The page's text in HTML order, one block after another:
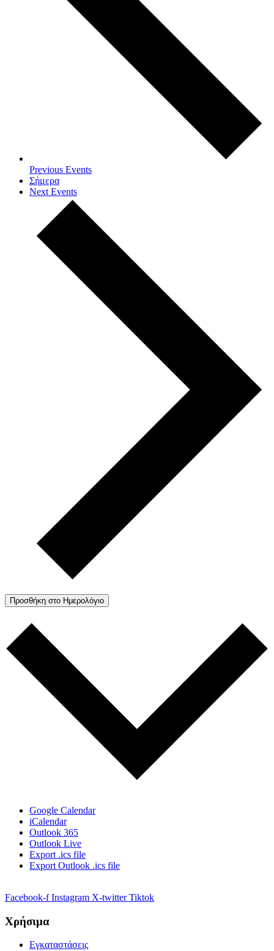
Previous Events
Σήμερα
Next Events
Προσθήκη στο Ημερολόγιο
Google Calendar
iCalendar
Outlook 365
Outlook Live
Export .ics file
Export Outlook .ics file
Facebook-f Instagram X-twitter Tiktok
Χρήσιμα
Εγκαταστάσεις